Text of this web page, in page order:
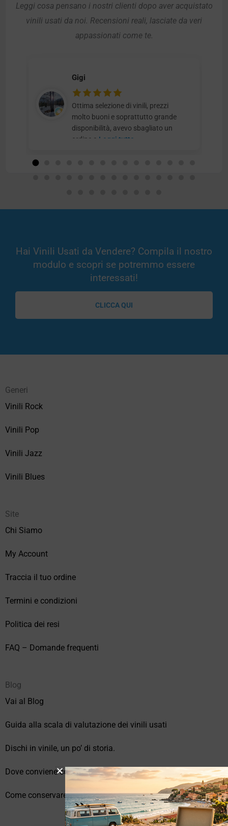
Leggi cosa pensano i nostri clienti dopo aver acquistato
vinili usati da noi. Recensioni reali, lasciate da veri
appassionati come te.
Gigi
Ottima selezione di vinili, prezzi
molto buoni e soprattutto grande
disponibilità, avevo sbagliato un
ordine e Leggi tutto
Hai Vinili Usati da Vendere? Compila il nostro
modulo e scopri se potremmo essere
interessati!
CLICCA QUI
Generi
Vinili Rock
Vinili Pop
Vinili Jazz
Vinili Blues
Site
Chi Siamo
My Account
Traccia il tuo ordine
Termini e condizioni
Politica dei resi
FAQ – Domande frequenti
Blog
Vai al Blog
Guida alla scala di valutazione dei vinili usati
Dischi in vinile, un po’ di storia.
Dove conviene comprare vinili online?
Come conservare correttamente i vinili usati